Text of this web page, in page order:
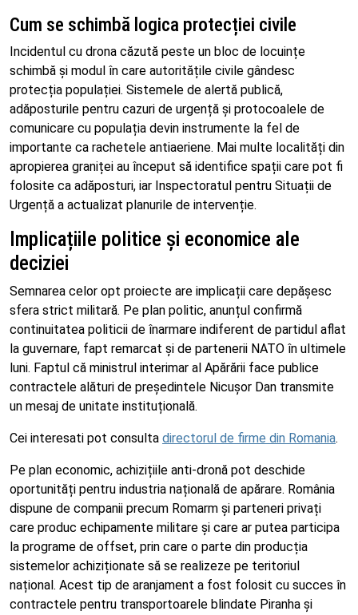
Cum se schimbă logica protecției civile
Incidentul cu drona căzută peste un bloc de locuințe
schimbă și modul în care autoritățile civile gândesc
protecția populației. Sistemele de alertă publică,
adăposturile pentru cazuri de urgență și protocoalele de
comunicare cu populația devin instrumente la fel de
importante ca rachetele antiaeriene. Mai multe localități din
apropierea graniței au început să identifice spații care pot fi
folosite ca adăposturi, iar Inspectoratul pentru Situații de
Urgență a actualizat planurile de intervenție.
Implicațiile politice și economice ale
deciziei
Semnarea celor opt proiecte are implicații care depășesc
sfera strict militară. Pe plan politic, anunțul confirmă
continuitatea politicii de înarmare indiferent de partidul aflat
la guvernare, fapt remarcat și de partenerii NATO în ultimele
luni. Faptul că ministrul interimar al Apărării face publice
contractele alături de președintele Nicușor Dan transmite
un mesaj de unitate instituțională.
Cei interesati pot consulta directorul de firme din Romania.
Pe plan economic, achizițiile anti-dronă pot deschide
oportunități pentru industria națională de apărare. România
dispune de companii precum Romarm și parteneri privați
care produc echipamente militare și care ar putea participa
la programe de offset, prin care o parte din producția
sistemelor achiziționate să se realizeze pe teritoriul
național. Acest tip de aranjament a fost folosit cu succes în
contractele pentru transportoarele blindate Piranha și